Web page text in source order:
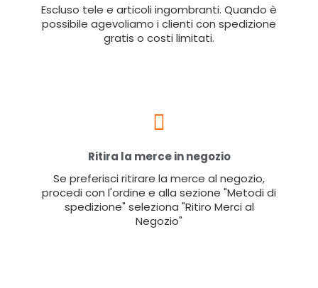
Escluso tele e articoli ingombranti. Quando è
possibile agevoliamo i clienti con spedizione
gratis o costi limitati.
Ritira la merce in negozio
Se preferisci ritirare la merce al negozio,
procedi con l'ordine e alla sezione "Metodi di
spedizione" seleziona "Ritiro Merci al
Negozio"